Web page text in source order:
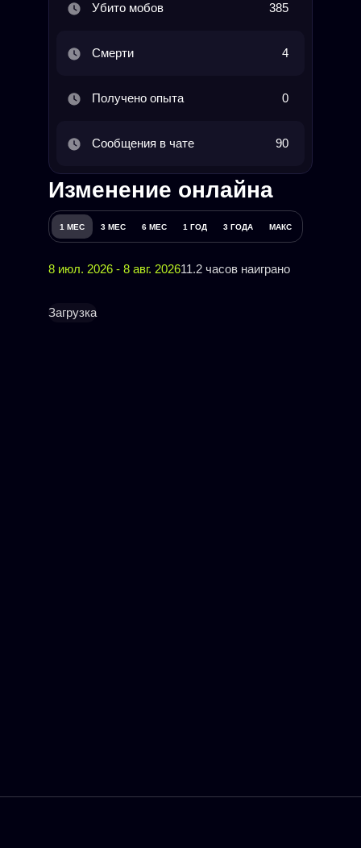
Убито мобов 385
Смерти 4
Получено опыта 0
Сообщения в чате 90
Изменение онлайна
1 МЕС 3 МЕС 6 МЕС 1 ГОД 3 ГОДА МАКС
8 июл. 2026 - 8 авг. 202611.2 часов наиграно
Загрузка